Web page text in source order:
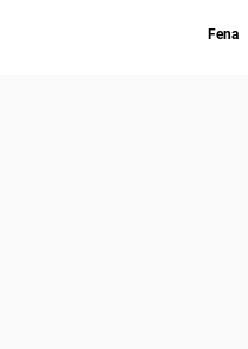
Fena